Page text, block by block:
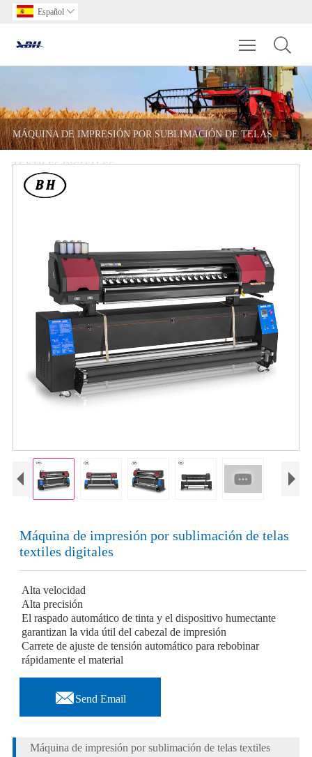
Español 
Toggle
MÁQUINA DE IMPRESIÓN POR SUBLIMACIÓN DE TELAS
TEXTILES DIGITALES
Máquina de impresión por sublimación de telas
textiles digitales
Alta velocidad
Alta precisión
El raspado automático de tinta y el dispositivo humectante
garantizan la vida útil del cabezal de impresión
Carrete de ajuste de tensión automático para rebobinar
rápidamente el material
Send Email
Máquina de impresión por sublimación de telas textiles